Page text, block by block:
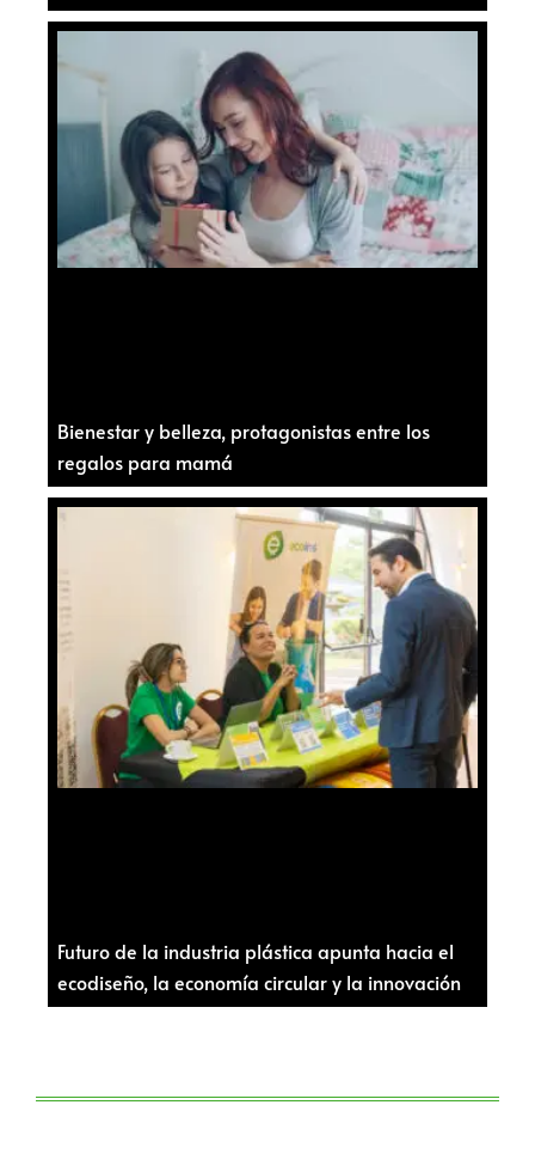
Bienestar y belleza, protagonistas entre los
regalos para mamá
Futuro de la industria plástica apunta hacia el
ecodiseño, la economía circular y la innovación